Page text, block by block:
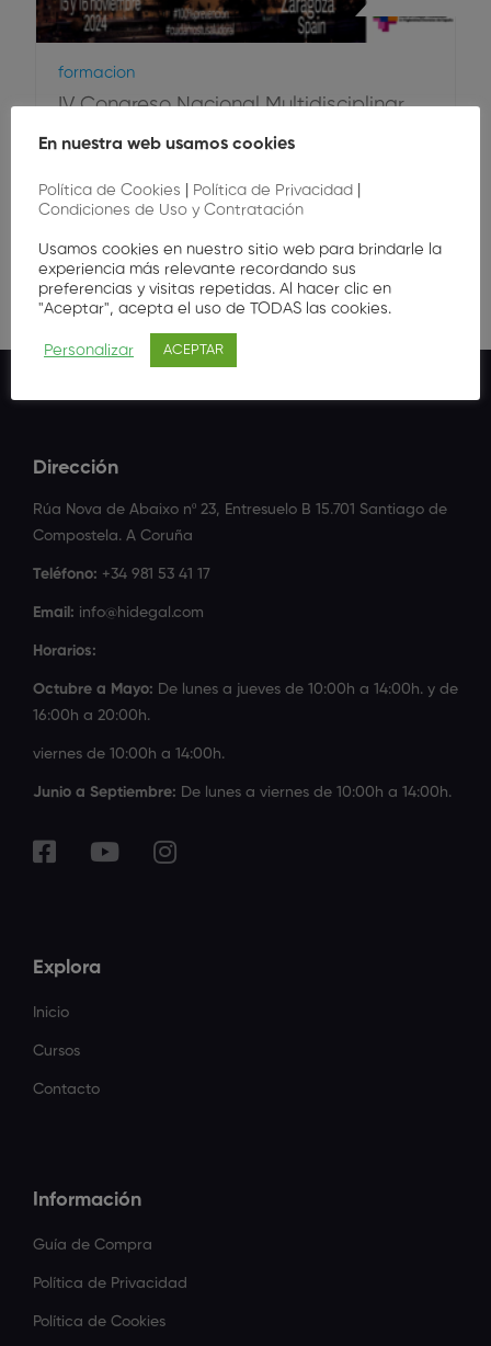
Formacion
IV Congreso Nacional Multidisciplinar
de Higienistas Dentales
Dirección
Rúa Nova de Abaixo nº 23, Entresuelo B 15.701 Santiago de
Compostela. A Coruña
Teléfono: +34 981 53 41 17
Email: info@hidegal.com
Horarios:
Octubre a Mayo: De lunes a jueves de 10:00h a 14:00h. y de
16:00h a 20:00h.
viernes de 10:00h a 14:00h.
Junio a Septiembre: De lunes a viernes de 10:00h a 14:00h.
Explora
Inicio
Cursos
Contacto
Información
Guía de Compra
Política de Privacidad
Política de Cookies
En nuestra web usamos cookies
Política de Cookies Política de Privacidad
Condiciones de Uso y Contratación
Usamos cookies en nuestro sitio web para brindarle la
experiencia más relevante recordando sus
preferencias y visitas repetidas. Al hacer clic en
"Aceptar", acepta el uso de TODAS las cookies.
Personalizar ACEPTAR